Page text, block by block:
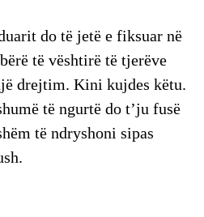
do të jetë e fiksuar në
të vështirë të tjerëve
drejtim. Kini kujdes këtu.
të ngurtë do t’ju fusë
të ndryshoni sipas